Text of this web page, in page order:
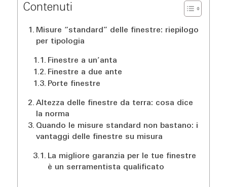
Contenuti
Misure “standard” delle finestre: riepilogo
per tipologia
Finestre a un’anta
Finestre a due ante
Porte finestre
Altezza delle finestre da terra: cosa dice
la norma
Quando le misure standard non bastano: i
vantaggi delle finestre su misura
La migliore garanzia per le tue finestre
è un serramentista qualificato